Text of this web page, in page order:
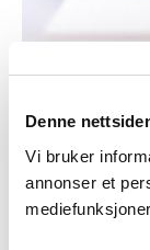
Denne
Vi bruker
annonser et
Vi jobber